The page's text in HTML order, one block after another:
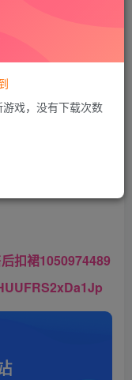
可见
扣裙1050974489
戏，没有下载次数